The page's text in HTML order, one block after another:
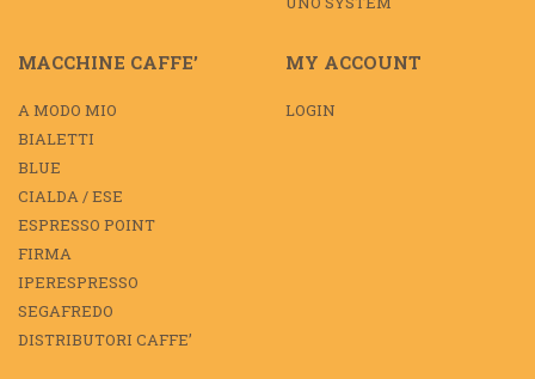
MACCHINE CAFFE’
A MODO MIO
BIALETTI
BLUE
CIALDA / ESE
ESPRESSO POINT
FIRMA
IPERESPRESSO
SEGAFREDO
DISTRIBUTORI CAFFE’
MY ACCOUNT
LOGIN